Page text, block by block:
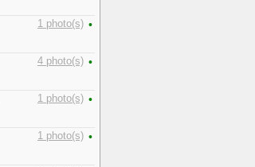
1 photo(s) •
4 photo(s) •
1 photo(s) •
1 photo(s) •